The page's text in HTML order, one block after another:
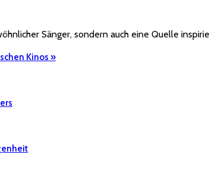
Sänger, sondern auch eine Quelle
Kinos »